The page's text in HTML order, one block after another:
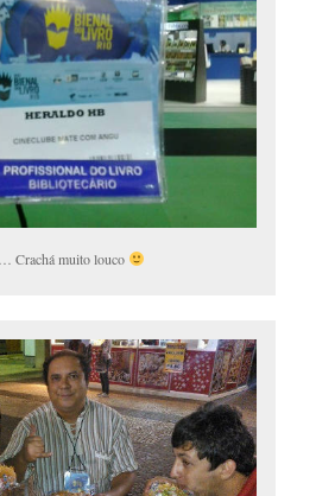
Crachá muito louco